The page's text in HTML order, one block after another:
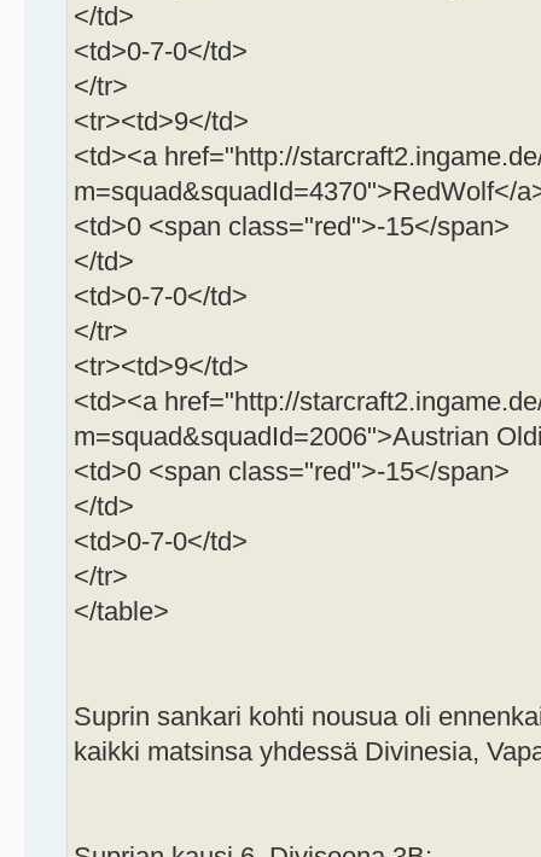
</td>
<td>0-7-0</td>
</tr>
<tr><td>9</td>
<td><a href="http://
m=squad&squadId=4370">RedWolf</
<td>0 <span class="red">-15</span>
</td>
<td>0-7-0</td>
</tr>
<tr><td>9</td>
<td><a href="http://
m=squad&squadId=2006">Austrian
<td>0 <span class="red">-15</span>
</td>
<td>0-7-0</td>
</tr>
</table>
Suprin sankari kohti nousua oli
kaikki matsinsa yhdessä Divinesia,